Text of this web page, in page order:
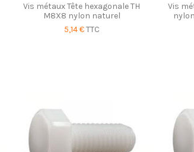
Vis métaux Tête hexagonale TH
M8X8 nylon naturel
5,14 €TTC
Vis